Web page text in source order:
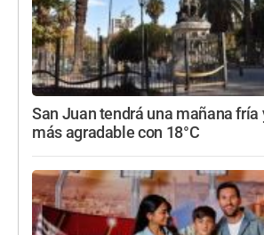
San Juan tendrá una mañana fría
más agradable con 18°C